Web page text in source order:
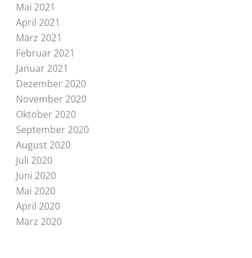
Mai 2021
April 2021
März 2021
Februar 2021
Januar 2021
Dezember 2020
November 2020
Oktober 2020
September 2020
August 2020
Juli 2020
Juni 2020
Mai 2020
April 2020
März 2020